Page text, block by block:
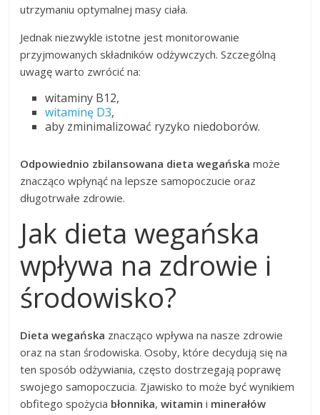
utrzymaniu optymalnej masy ciała.
Jednak niezwykle istotne jest monitorowanie
przyjmowanych składników odżywczych. Szczególną
uwagę warto zwrócić na:
witaminy B12,
witaminę D3,
aby zminimalizować ryzyko niedoborów.
Odpowiednio zbilansowana dieta wegańska może
znacząco wpłynąć na lepsze samopoczucie oraz
długotrwałe zdrowie.
Jak dieta wegańska
wpływa na zdrowie i
środowisko?
Dieta wegańska znacząco wpływa na nasze zdrowie
oraz na stan środowiska. Osoby, które decydują się na
ten sposób odżywiania, często dostrzegają poprawę
swojego samopoczucia. Zjawisko to może być wynikiem
obfitego spożycia błonnika,witamin i minerałów